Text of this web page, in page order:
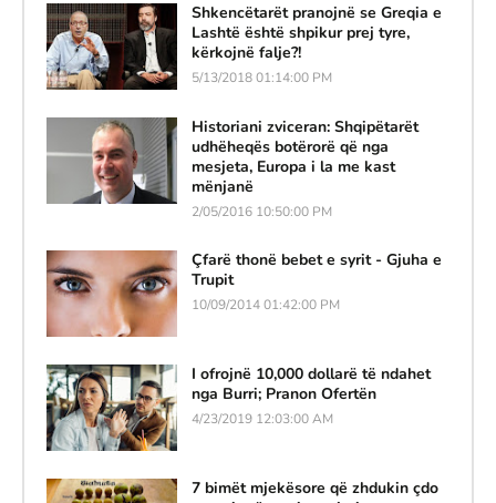
Shkencëtarët pranojnë se Greqia e
Lashtë është shpikur prej tyre,
kërkojnë falje?!
5/13/2018 01:14:00 PM
Historiani zviceran: Shqipëtarët
udhëheqës botërorë që nga
mesjeta, Europa i la me kast
mënjanë
2/05/2016 10:50:00 PM
Çfarë thonë bebet e syrit - Gjuha e
Trupit
10/09/2014 01:42:00 PM
I ofrojnë 10,000 dollarë të ndahet
nga Burri; Pranon Ofertën
4/23/2019 12:03:00 AM
7 bimët mjekësore që zhdukin çdo